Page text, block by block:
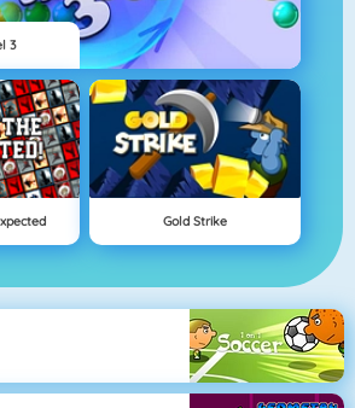
3
Gold Strike